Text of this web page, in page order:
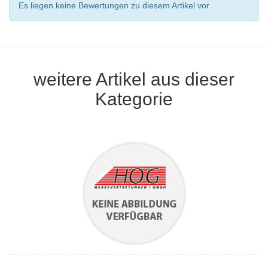
Es liegen keine Bewertungen zu diesem Artikel vor.
weitere Artikel aus dieser
Kategorie